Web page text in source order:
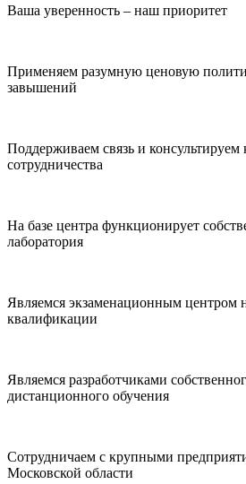
Ваша уверенность – наш приоритет
Применяем разумную ценовую
завышений
Поддерживаем связь и консультируем
сотрудничества
На базе центра функционирует
лаборатория
Являемся экзаменационным центром
квалификации
Являемся разработчиками
дистанционного обучения
Сотрудничаем с крупными
Московской области